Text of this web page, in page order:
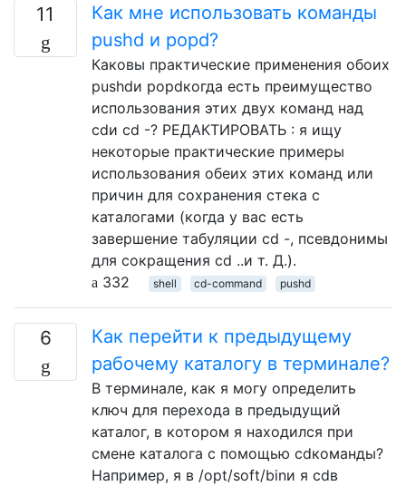
11
Как мне использовать команды
pushd и popd?
Каковы практические применения обоих
pushdи popdкогда есть преимущество
использования этих двух команд над
cdи cd -? РЕДАКТИРОВАТЬ : я ищу
некоторые практические примеры
использования обеих этих команд или
причин для сохранения стека с
каталогами (когда у вас есть
завершение табуляции cd -, псевдонимы
для сокращения cd ..и т. Д.).
332
shell cd-command pushd
6
Как перейти к предыдущему
рабочему каталогу в терминале?
В терминале, как я могу определить
ключ для перехода в предыдущий
каталог, в котором я находился при
смене каталога с помощью cdкоманды?
Например, я в /opt/soft/binи я cdв